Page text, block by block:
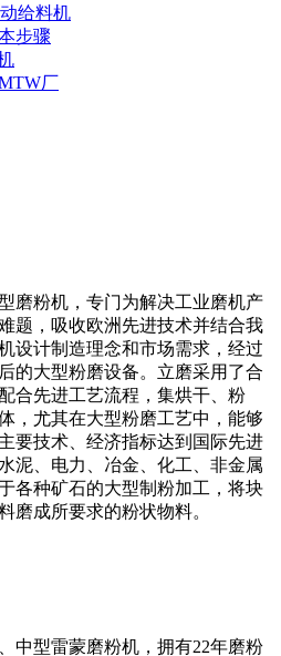
给料机
步骤
厂
磨粉机，专门为解决工业磨机产
题，吸收欧洲先进技术并结合我
设计制造理念和市场需求，经过
的大型粉磨设备。立磨采用了合
合先进工艺流程，集烘干、粉
，尤其在大型粉磨工艺中，能够
要技术、经济指标达到国际先进
泥、电力、冶金、化工、非金属
各种矿石的大型制粉加工，将块
磨成所要求的粉状物料。
中型雷蒙磨粉机，拥有22年磨粉